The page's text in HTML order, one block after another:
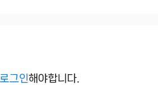
로그인해야합니다.